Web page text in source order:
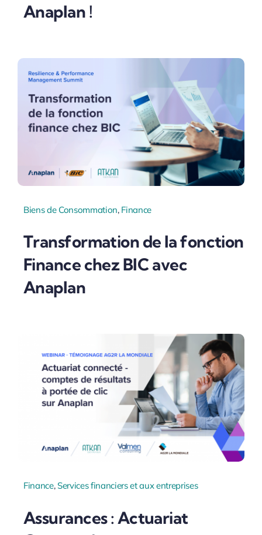
Anaplan !
Biens de Consommation, Finance
Transformation de la fonction
Finance chez BIC avec
Anaplan
Finance,Services financiers et aux entreprises
Assurances : Actuariat